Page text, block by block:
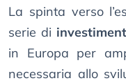
La spinta verso
serie di
in Europa per
necessaria allo